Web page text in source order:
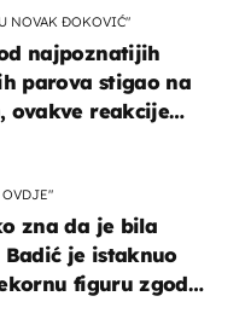
NOVAK ĐOKOVIĆ"
najpoznatijih
parova stigao na
ovakve reakcije
OVDJE"
zna da je bila
Badić je istaknuo
figuru zgodne